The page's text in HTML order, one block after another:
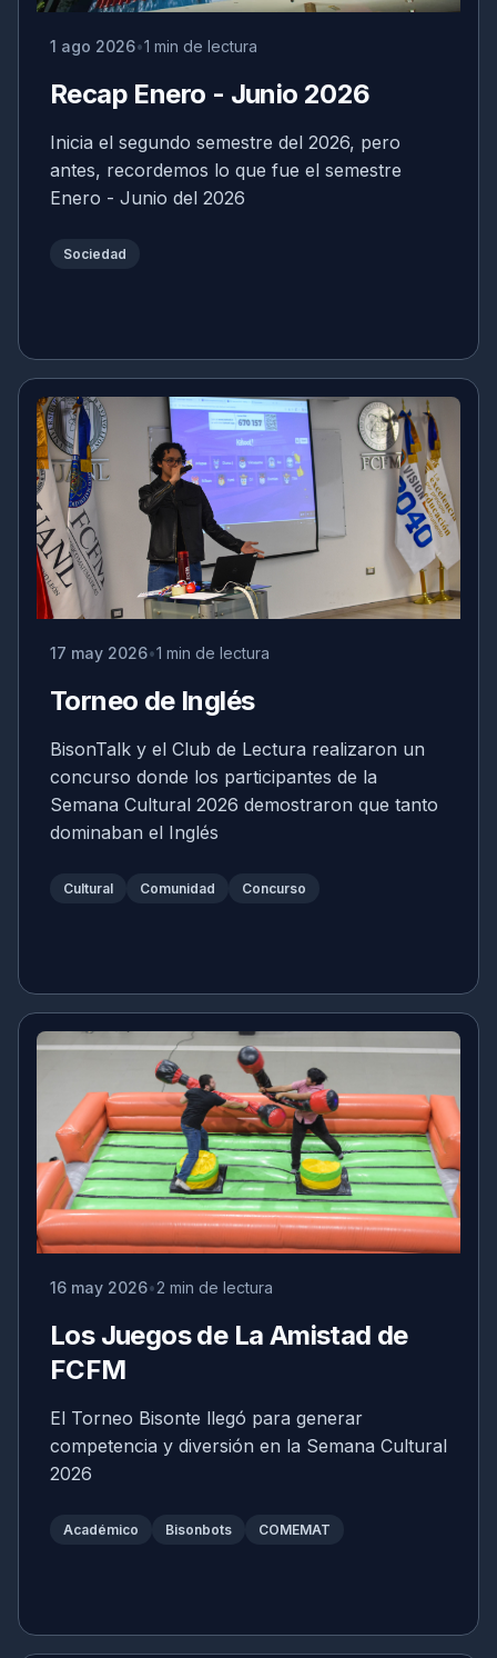
1 ago 2026 1 min de lectura
Recap Enero - Junio 2026
Inicia el segundo semestre del 2026, pero
antes, recordemos lo que fue el semestre
Enero - Junio del 2026
Sociedad
17 may 2026 1 min de lectura
Torneo de Inglés
BisonTalk y el Club de Lectura realizaron un
concurso donde los participantes de la
Semana Cultural 2026 demostraron que tanto
dominaban el Inglés
Cultural Comunidad Concurso
16 may 2026 2 min de lectura
Los Juegos de La Amistad de
FCFM
El Torneo Bisonte llegó para generar
competencia y diversión en la Semana Cultural
2026
Académico Bisonbots COMEMAT